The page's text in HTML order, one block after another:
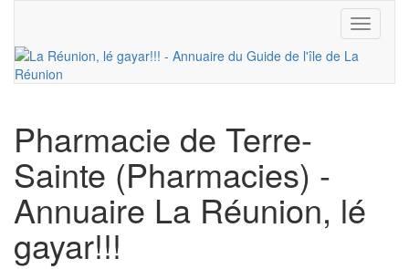
Toggle
Pharmacie de Terre-
Sainte (Pharmacies) -
Annuaire La Réunion, lé
gayar!!!